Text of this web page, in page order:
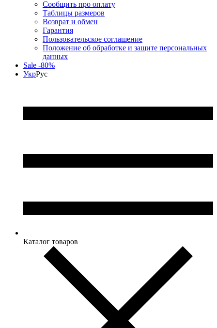
Сообщить про оплату
Таблицы размеров
Возврат и обмен
Гарантия
Пользовательское соглашение
Положение об обработке и защите персональных
данных
Sale -80%
УкрРус
Каталог товаров